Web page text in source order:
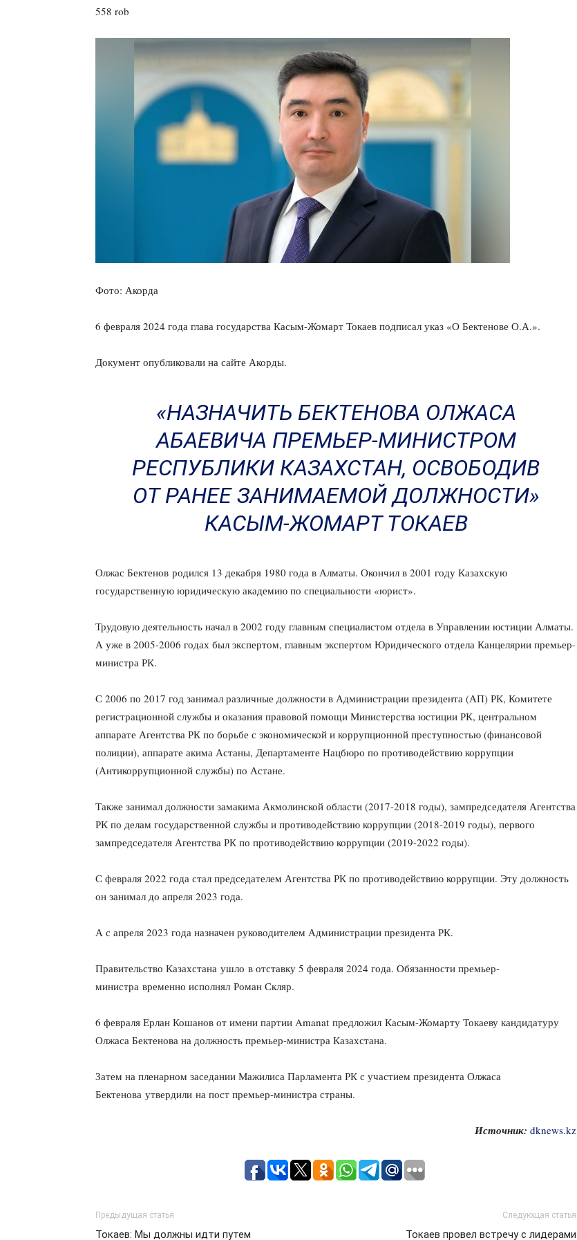
558 rob
Фото: Акорда
6 февраля 2024 года глава государства Касым-Жомарт Токаев подписал указ «О Бектенове О.А.».
Документ опубликовали на сайте Акорды.
«НАЗНАЧИТЬ БЕКТЕНОВА ОЛЖАСА
АБАЕВИЧА ПРЕМЬЕР-МИНИСТРОМ
РЕСПУБЛИКИ КАЗАХСТАН, ОСВОБОДИВ
ОТ РАНЕЕ ЗАНИМАЕМОЙ ДОЛЖНОСТИ»
КАСЫМ-ЖОМАРТ ТОКАЕВ
Олжас Бектенов родился 13 декабря 1980 года в Алматы. Окончил в 2001 году Казахскую
государственную юридическую академию по специальности «юрист».
Трудовую деятельность начал в 2002 году главным специалистом отдела в Управлении юстиции Алматы.
А уже в 2005-2006 годах был экспертом, главным экспертом Юридического отдела Канцелярии премьер-
министра РК.
С 2006 по 2017 год занимал различные должности в Администрации президента (АП) РК, Комитете
регистрационной службы и оказания правовой помощи Министерства юстиции РК, центральном
аппарате Агентства РК по борьбе с экономической и коррупционной преступностью (финансовой
полиции), аппарате акима Астаны, Департаменте Нацбюро по противодействию коррупции
(Антикоррупционной службы) по Астане.
Также занимал должности замакима Акмолинской области (2017-2018 годы), зампредседателя Агентства
РК по делам государственной службы и противодействию коррупции (2018-2019 годы), первого
зампредседателя Агентства РК по противодействию коррупции (2019-2022 годы).
С февраля 2022 года стал председателем Агентства РК по противодействию коррупции. Эту должность
он занимал до апреля 2023 года.
А с апреля 2023 года назначен руководителем Администрации президента РК.
Правительство Казахстана ушло в отставку 5 февраля 2024 года. Обязанности премьер-
министра временно исполнял Роман Скляр.
6 февраля Ерлан Кошанов от имени партии Amanat предложил Касым-Жомарту Токаеву кандидатуру
Олжаса Бектенова на должность премьер-министра Казахстана.
Затем на пленарном заседании Мажилиса Парламента РК с участием президента Олжаса
Бектенова утвердили на пост премьер-министра страны.
Источник: dknews.kz
Предыдущая статья
Токаев: Мы должны идти путем
Следующая статья
Токаев провел встречу с лидерами